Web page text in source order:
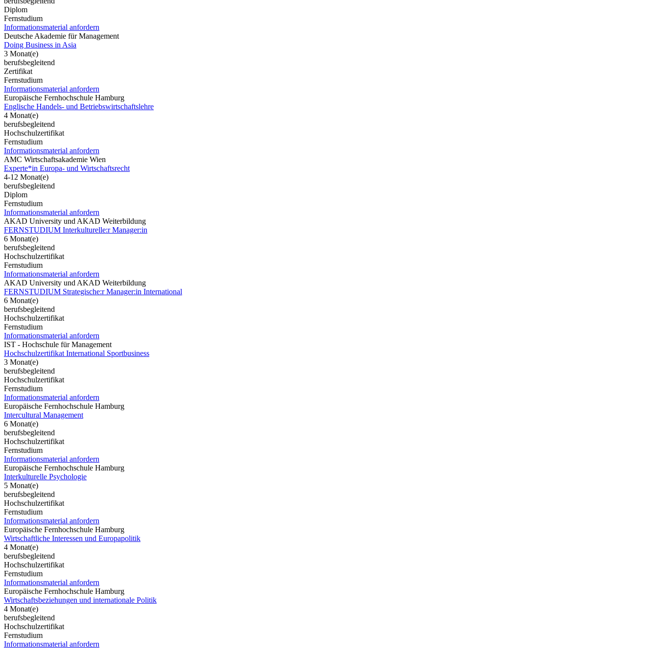
Diplom
Fernstudium
Informationsmaterial anfordern
Deutsche Akademie für Management
Doing Business in Asia
3 Monat(e)
berufsbegleitend
Zertifikat
Fernstudium
Informationsmaterial anfordern
Europäische Fernhochschule Hamburg
Englische Handels- und Betriebswirtschaftslehre
4 Monat(e)
berufsbegleitend
Hochschulzertifikat
Fernstudium
Informationsmaterial anfordern
AMC Wirtschaftsakademie Wien
Experte*in Europa- und Wirtschaftsrecht
4-12 Monat(e)
berufsbegleitend
Diplom
Fernstudium
Informationsmaterial anfordern
AKAD University und AKAD Weiterbildung
FERNSTUDIUM Interkulturelle:r Manager:in
6 Monat(e)
berufsbegleitend
Hochschulzertifikat
Fernstudium
Informationsmaterial anfordern
AKAD University und AKAD Weiterbildung
FERNSTUDIUM Strategische:r Manager:in International
6 Monat(e)
berufsbegleitend
Hochschulzertifikat
Fernstudium
Informationsmaterial anfordern
IST - Hochschule für Management
Hochschulzertifikat International Sportbusiness
3 Monat(e)
berufsbegleitend
Hochschulzertifikat
Fernstudium
Informationsmaterial anfordern
Europäische Fernhochschule Hamburg
Intercultural Management
6 Monat(e)
berufsbegleitend
Hochschulzertifikat
Fernstudium
Informationsmaterial anfordern
Europäische Fernhochschule Hamburg
Interkulturelle Psychologie
5 Monat(e)
berufsbegleitend
Hochschulzertifikat
Fernstudium
Informationsmaterial anfordern
Europäische Fernhochschule Hamburg
Wirtschaftliche Interessen und Europapolitik
4 Monat(e)
berufsbegleitend
Hochschulzertifikat
Fernstudium
Informationsmaterial anfordern
Europäische Fernhochschule Hamburg
Wirtschaftsbeziehungen und internationale Politik
4 Monat(e)
berufsbegleitend
Hochschulzertifikat
Fernstudium
Informationsmaterial anfordern